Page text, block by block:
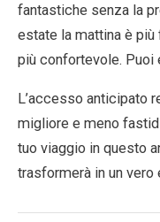
fantastiche senza la
estate la mattina è
più confortevole. Puoi
L’accesso anticipato
migliore e meno
tuo viaggio in questo
trasformerà in un vero